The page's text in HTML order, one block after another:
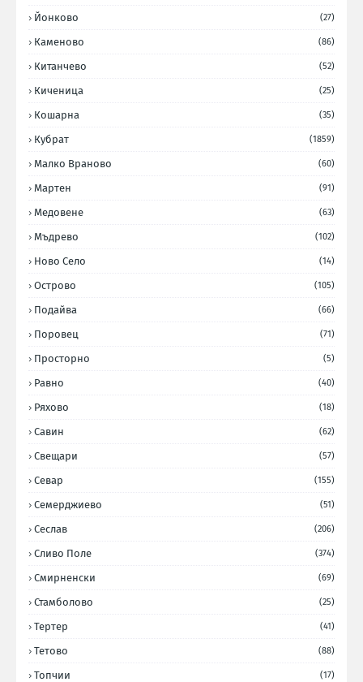
Йонково (27)
Каменово (86)
Китанчево (52)
Киченица (25)
Кошарна (35)
Кубрат (1859)
Малко Враново (60)
Мартен (91)
Медовене (63)
Мъдрево (102)
Ново Село (14)
Острово (105)
Подайва (66)
Поровец (71)
Просторно (5)
Равно (40)
Ряхово (18)
Савин (62)
Свещари (57)
Севар (155)
Семерджиево (51)
Сеслав (206)
Сливо Поле (374)
Смирненски (69)
Стамболово (25)
Тертер (41)
Тетово (88)
Топчии (17)